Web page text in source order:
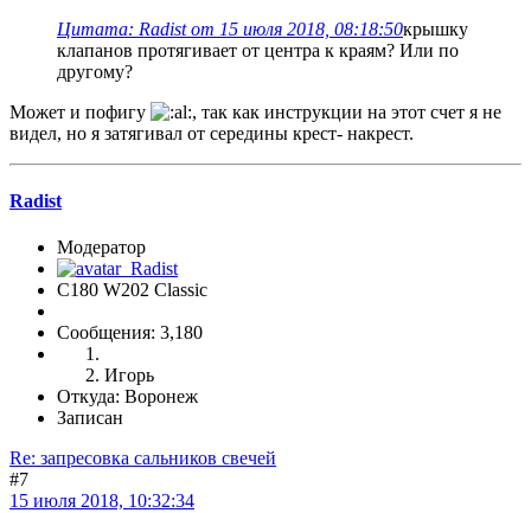
Цитата: Radist от 15 июля 2018, 08:18:50крышку
клапанов протягивает от центра к краям? Или по
другому?
Может и пофигу
, так как инструкции на этот счет я не
видел, но я затягивал от середины крест- накрест.
Radist
Модератор
C180 W202 Classic
Сообщения: 3,180
Игорь
Откуда: Воронеж
Записан
Re: запресовка сальников свечей
#7
15 июля 2018, 10:32:34